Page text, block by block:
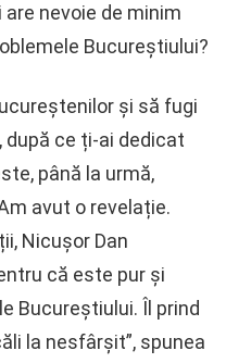
nevoie de minim
Bucureștiului?
și să fugi
ce ți-ai dedicat
până la urmă,
avut o revelație.
Nicușor Dan
că este pur și
Bucureștiului. Îl prind
la nesfârșit”, spunea